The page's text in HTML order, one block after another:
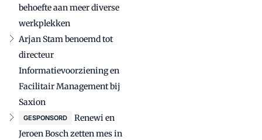
behoefte aan meer diverse
werkplekken
Arjan Stam benoemd tot
directeur
Informatievoorziening en
Facilitair Management bij
Saxion
GESPONSORD
Renewi en
Jeroen Bosch zetten mes in